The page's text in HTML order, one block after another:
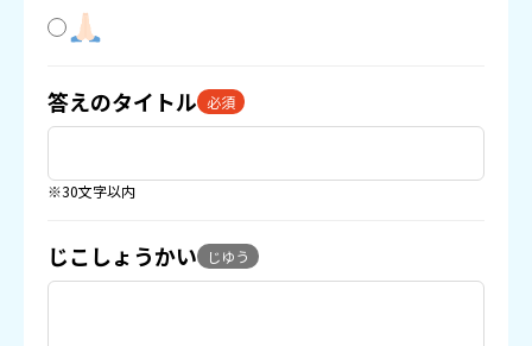
答えのタイトル 必須
※30文字以内
じこしょうかい じゆう